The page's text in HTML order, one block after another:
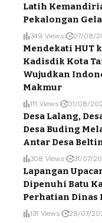
Latih
Pekalongan
349 Views 07/08/
Mendekati HUT
Kadisdik Kota
Wujudkan
Makmur
111 Views 01/08/
Desa Lalang,
Desa Buding
Antar Desa
308 Views 31/07/
Lapangan
Dipenuhi Batu
Perhatian Dinas
131 Views 28/07/